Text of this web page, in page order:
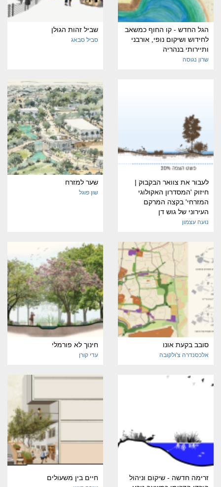
הגל החדש - קו החוף כמשאב
לחידוש ושיקום נופי, אורבני
ותיירותי בנהריה
שרון נגוסה
שביל זהות הגולן
סביל סבאג
לעבור את צוואר הבקבוק |
חיזוק 'המסדרון האקולוגי
המזרחי' בקצה המרקם
העירוני של גוש דן
נועה עצמון
שער למזרח
שון פוגל
סובב בקעת אונו
אלכסנדרה צ'ולקובה
חינוך לא פורמלי
עדי קורן
זרימה חדשה - שיקום וניהול
חיים בין משעולים